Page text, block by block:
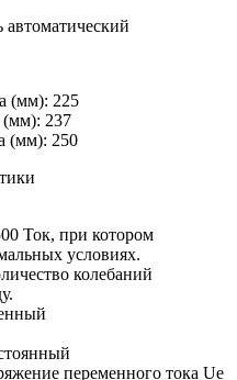
(мм): 225
(мм): 237
(мм): 250
Ток, при котором
условиях.
колебаний
переменного тока Ue